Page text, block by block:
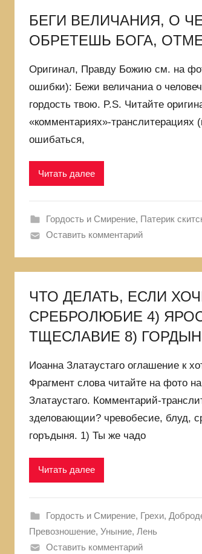
БЕГИ ВЕЛИЧАНИЯ, О
ОБРЕТЕШЬ БОГА,
Оригинал, Правду Божию см. на
ошибки): Бежи величаниа о
гордость твою. P.S. Читайте
«комментариях»-
ошибаться,
Читать далее
Гордость и Смирение, Патерик
Оставить комментарий
ЧТО ДЕЛАТЬ, ЕСЛИ
СРЕБРОЛЮБИЕ 4)
ТЩЕСЛАВИЕ 8)
Иоанна Златаустаго оглашение к
Фрагмент слова читайте на фото
Златаустаго. Комментарий-
зделовающии? чревобесие, блуд,
горъдыня. 1) Ты же чадо
Читать далее
Гордость и Смирение, Грехи,
Превозношение, Уныние, Лень
Оставить комментарий